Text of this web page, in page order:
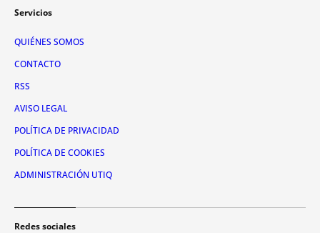
Servicios
QUIÉNES SOMOS
CONTACTO
RSS
AVISO LEGAL
POLÍTICA DE PRIVACIDAD
POLÍTICA DE COOKIES
ADMINISTRACIÓN UTIQ
Redes sociales